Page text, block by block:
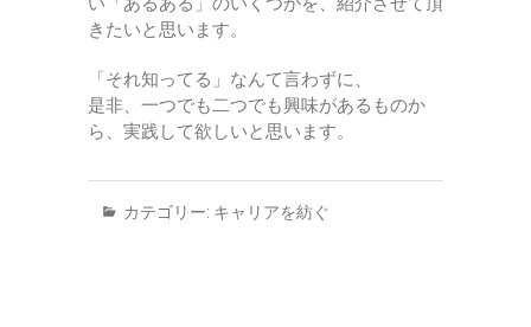
きたいと思います。
「それ知ってる」なんて言わずに、
是非、一つでも二つでも興味があるものか
ら、実践して欲しいと思います。
カテゴリー: キャリアを紡ぐ